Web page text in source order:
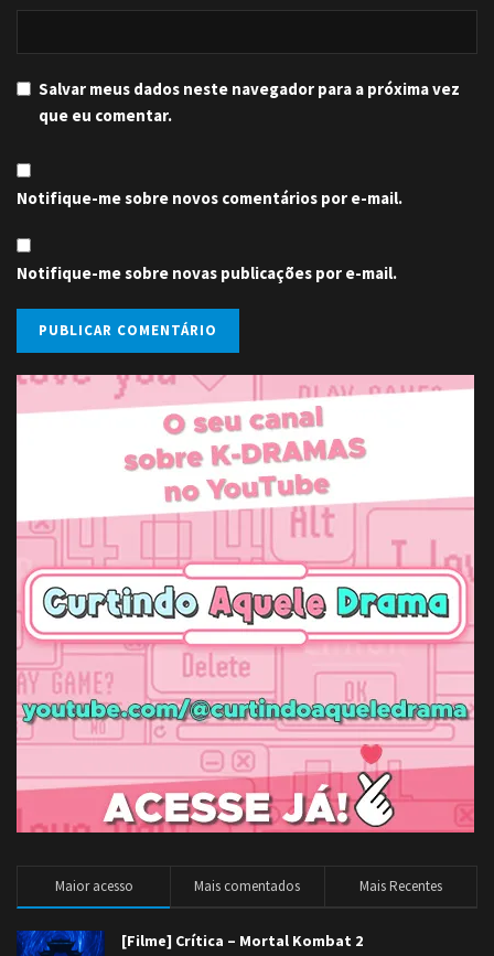
Salvar meus dados neste navegador para a próxima vez
que eu comentar.
Notifique-me sobre novos comentários por e-mail.
Notifique-me sobre novas publicações por e-mail.
Maior acesso Mais comentados Mais Recentes
[Filme] Crítica – Mortal Kombat 2